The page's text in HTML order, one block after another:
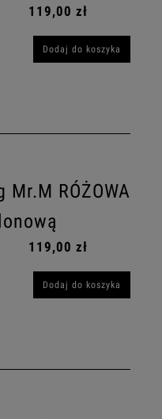
119,00 zł
Dodaj do koszyka
Mr.M RÓŻOWA
119,00 zł
Dodaj do koszyka